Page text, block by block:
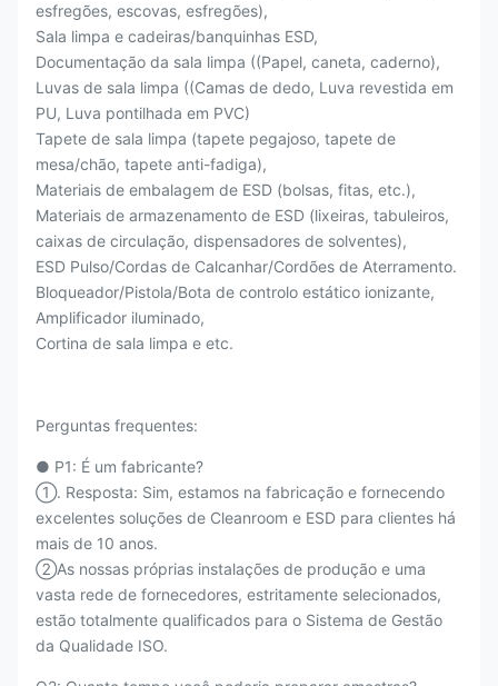
esfregões, escovas, esfregões),
Sala limpa e cadeiras/banquinhas ESD,
Documentação da sala limpa ((Papel, caneta, caderno),
Luvas de sala limpa ((Camas de dedo, Luva revestida em
PU, Luva pontilhada em PVC)
Tapete de sala limpa (tapete pegajoso, tapete de
mesa/chão, tapete anti-fadiga),
Materiais de embalagem de ESD (bolsas, fitas, etc.),
Materiais de armazenamento de ESD (lixeiras, tabuleiros,
caixas de circulação, dispensadores de solventes),
ESD Pulso/Cordas de Calcanhar/Cordões de Aterramento.
Bloqueador/Pistola/Bota de controlo estático ionizante,
Amplificador iluminado,
Cortina de sala limpa e etc.
Perguntas frequentes:
● P1: É um fabricante?
①. Resposta: Sim, estamos na fabricação e fornecendo
excelentes soluções de Cleanroom e ESD para clientes há
mais de 10 anos.
②As nossas próprias instalações de produção e uma
vasta rede de fornecedores, estritamente selecionados,
estão totalmente qualificados para o Sistema de Gestão
da Qualidade ISO.